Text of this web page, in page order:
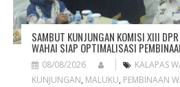
SAMBUT KUNJUNGAN KOMISI XIII
WAHAI SIAP OPTIMALISASI
08/08/2026 KALAPAS
KUNJUNGAN, MALUKU, PEMBINAAN